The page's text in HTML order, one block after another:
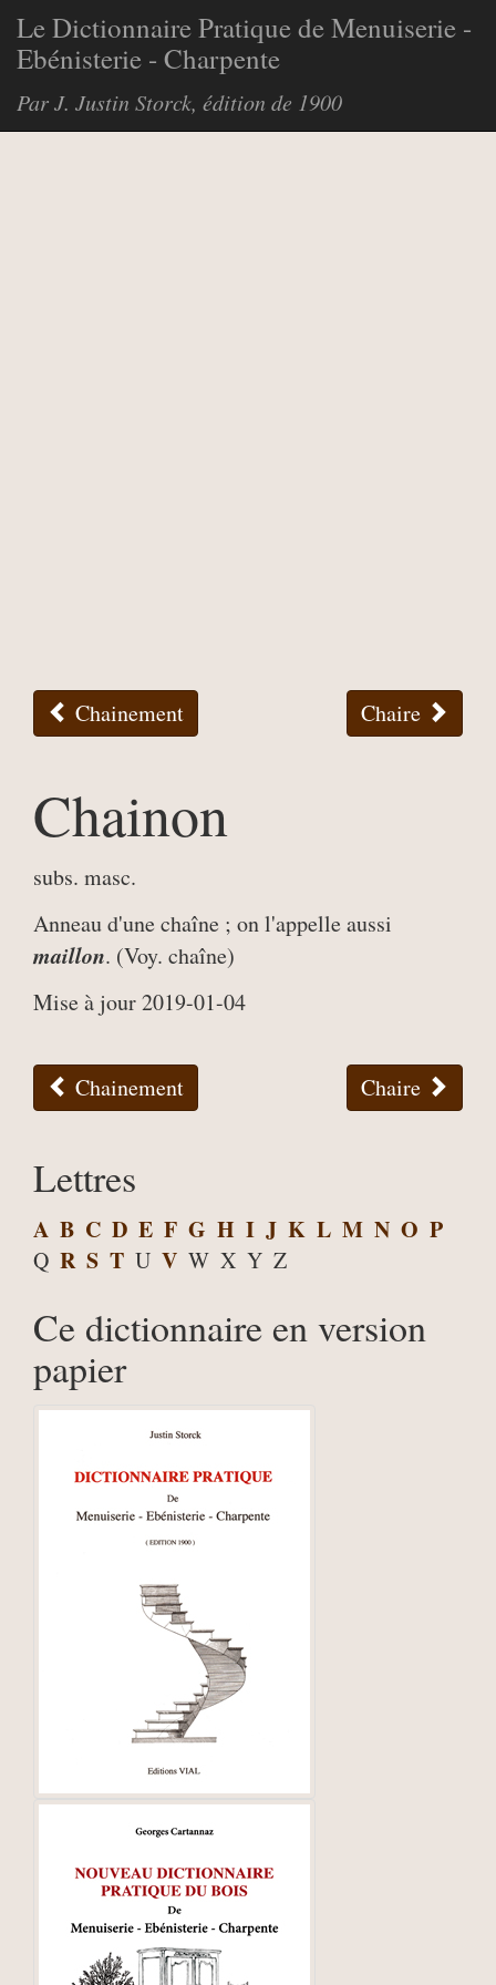
Le Dictionnaire Pratique de Menuiserie -
Ebénisterie - Charpente
Par J. Justin Storck, édition de 1900
Chainement Chaire
Chainon
subs. masc.
Anneau d'une chaîne ; on l'appelle aussi
maillon. (Voy. chaîne)
Mise à jour 2019-01-04
Chainement Chaire
Lettres
A B C D E F G H I J K L M N O P
Q R S T U V W X Y Z
Ce dictionnaire en version
papier